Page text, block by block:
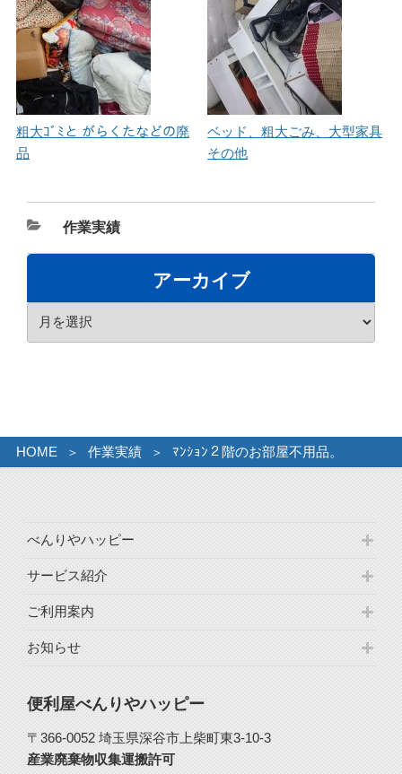
粗大ｺﾞﾐと がらくたなどの廃
品
ベッド、粗大ごみ、大型家具
その他
カ
テ
ー
作業実績
アーカイブ
HOME 作業実績 ﾏﾝｼｮﾝ２階のお部屋不用品。
べんりやハッピー
サービス紹介
ご利用案内
お知らせ
便利屋べんりやハッピー
〒366-0052 埼玉県深谷市上柴町東3-10-3
産業廃棄物収集運搬許可